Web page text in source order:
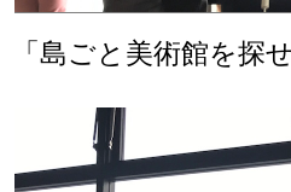
「島ごと美術館を探